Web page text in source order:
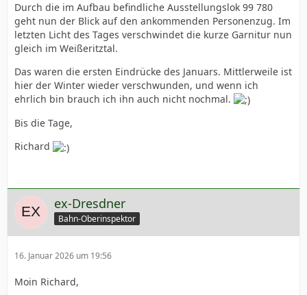
Durch die im Aufbau befindliche Ausstellungslok 99 780
geht nun der Blick auf den ankommenden Personenzug. Im
letzten Licht des Tages verschwindet die kurze Garnitur nun
gleich im Weißeritztal.
Das waren die ersten Eindrücke des Januars. Mittlerweile ist
hier der Winter wieder verschwunden, und wenn ich
ehrlich bin brauch ich ihn auch nicht nochmal.
Bis die Tage,
Richard
ex-Dresdner
Bahn-Oberinspektor
16. Januar 2026 um 19:56
Moin Richard,